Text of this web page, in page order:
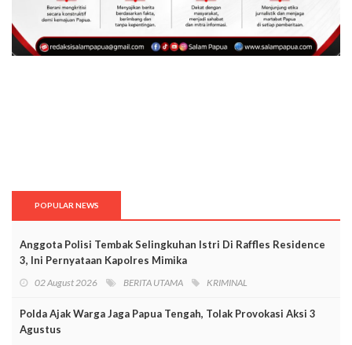
POPULAR NEWS
Anggota Polisi Tembak Selingkuhan Istri Di Raffles Residence
3, Ini Pernyataan Kapolres Mimika
02 August 2026 BERITA UTAMA KRIMINAL
Polda Ajak Warga Jaga Papua Tengah, Tolak Provokasi Aksi 3
Agustus